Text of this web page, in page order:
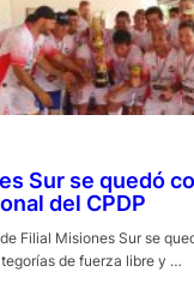
Sur se quedó
del CPDP
Filial Misiones Sur se
de fuerza libre y …